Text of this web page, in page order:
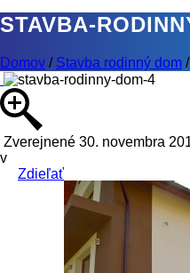
STAVBA-
Domov / Stavba rodinný dom /
Zverejnené 30. novembra
v
Zdieľať